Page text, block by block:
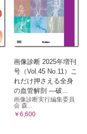
画像診断 2025年増刊
号（Vol.45 No.11）こ
れだけ押さえる全身
の血管解剖 ―破...
画像診断実行編集委員
会 森...
￥6,600